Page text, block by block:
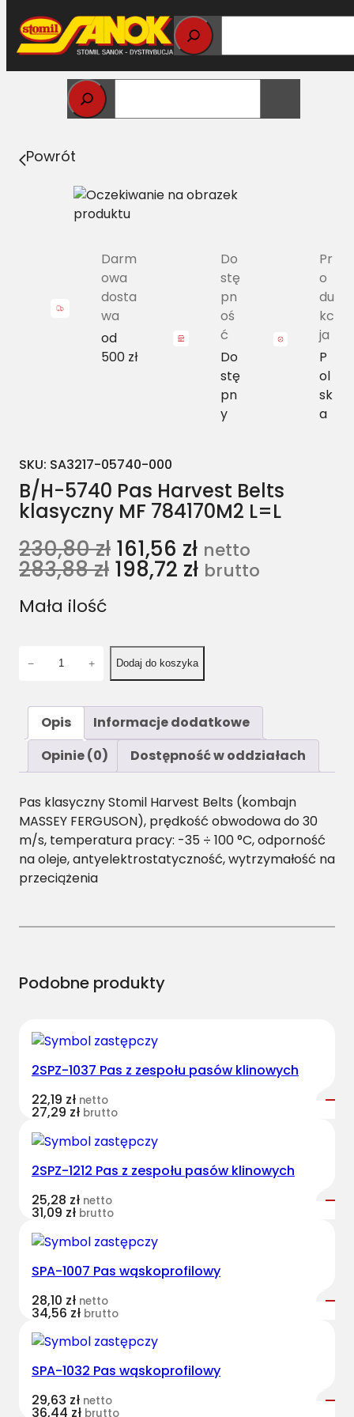
Przejdź
do
treści
Strona główna>
klasyczny MF 784170M2 L=L
Powrót
Darm
owa
dosta
wa
od
500 zł
Do
stę
pn
oś
ć
Do
stę
pn
y
Pr
o
du
kc
ja
P
ol
sk
a
SKU: SA3217-05740-000
B/H-5740 Pas Harvest Belts
klasyczny MF 784170M2 L=L
230,80zł 161,56 zł netto
283,88zł 198,72 zł brutto
Mała ilość
/
-
5
7
4
0
a
− + Dodaj do koszyka
Opis
Informacje dodatkowe
Opinie (0)
Dostępność w oddziałach
Pas klasyczny Stomil Harvest Belts (kombajn
MASSEY FERGUSON), prędkość obwodowa do 30
m/s, temperatura pracy: -35 ÷ 100 °C, odporność
na oleje, antyelektrostatyczność, wytrzymałość na
przeciążenia
Podobne produkty
2SPZ-1037 Pas z zespołu pasów klinowych
22,19 zł netto
27,29 zł brutto
2SPZ-1212 Pas z zespołu pasów klinowych
25,28 zł netto
31,09 zł brutto
SPA-1007 Pas wąskoprofilowy
28,10 zł netto
34,56 zł brutto
SPA-1032 Pas wąskoprofilowy
29,63 zł netto
36,44 zł brutto